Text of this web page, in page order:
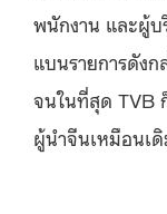
พนักงาน และผู้บ
แบนรายการดังก
จนในที่สุด TVB
ผู้นำจีนเหมือนเ